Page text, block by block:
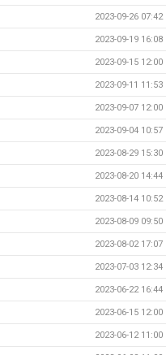
2023-09-26 07:42
2023-09-19 16:08
2023-09-15 12:00
2023-09-11 11:53
2023-09-07 12:00
2023-09-04 10:57
2023-08-29 15:30
2023-08-20 14:44
2023-08-14 10:52
2023-08-09 09:50
2023-08-02 17:07
2023-07-03 12:34
2023-06-22 16:44
2023-06-15 12:00
2023-06-12 11:00